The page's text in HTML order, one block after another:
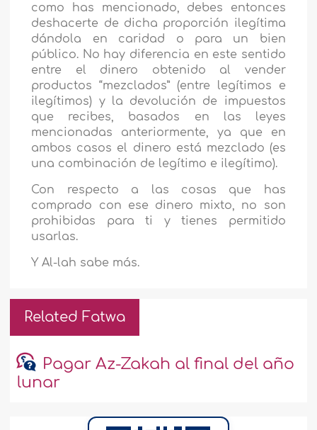
como has mencionado, debes entonces
deshacerte de dicha proporción ilegítima
dándola en caridad o para un bien
público. No hay diferencia en este sentido
entre el dinero obtenido al vender
productos “mezclados” (entre legítimos e
ilegítimos) y la devolución de impuestos
que recibes, basados en las leyes
mencionadas anteriormente, ya que en
ambos casos el dinero está mezclado (es
una combinación de legítimo e ilegítimo).
Con respecto a las cosas que has
comprado con ese dinero mixto, no son
prohibidas para ti y tienes permitido
usarlas.
Y Al-lah sabe más.
Related Fatwa
Pagar Az-Zakah al final del año
lunar